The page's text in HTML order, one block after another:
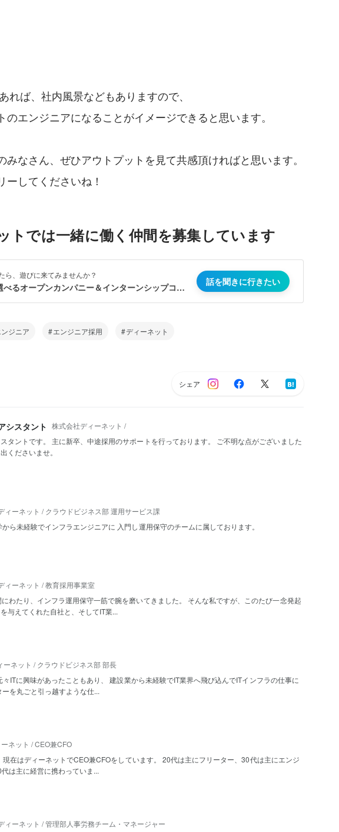
れば、社内風景などもありますので、
のエンジニアになることがイメージできると思います。
なさん、ぜひアウトプットを見て共感頂ければと思います。
してくださいね！
トでは一緒に働く仲間を募集しています
ら、遊びに来てみませんか？
IT総合職｜新卒採用｜選べるオープンカンパニー＆インターンシップコース 話を聞きに行きたい
ジニア エンジニア採用 ディーネット
シェア
シスタント 株式会社ディーネット /
タントです。 主に新卒、中途採用のサポートを行っております。 ご不明な点がございました
くださいませ。
ィーネット / クラウドビジネス部 運用サービス課
ら未経験でインフラエンジニアに 入門し運用保守のチームに属しております。
ィーネット / 教育採用事業室
わたり、インフラ運用保守一筋で腕を磨いてきました。 そんな私ですが、このたび一念発起
与えてくれた自社と、そしてIT業...
ーネット / クラウドビジネス部 部長
ITに興味があったこともあり、 建設業から未経験でIT業界へ飛び込んでITインフラの仕事に
を丸ごと引っ越すような仕...
ネット / CEO兼CFO
在はディーネットでCEO兼CFOをしています。 20代は主にフリーター、30代は主にエンジ
は主に経営に携わっていま...
ィーネット / 管理部人事労務チーム・マネージャー